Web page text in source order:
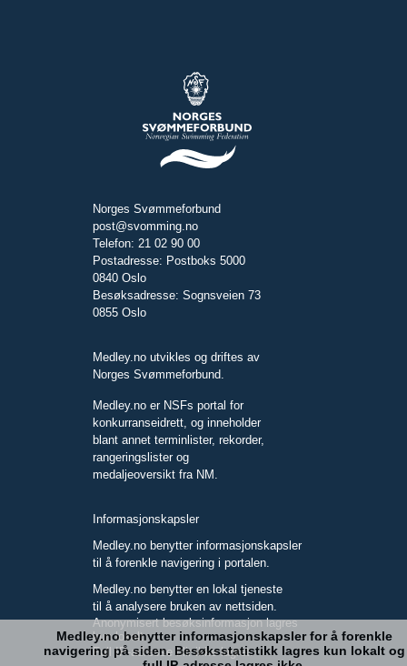
Norges Svømmeforbund
post@svomming.no
Telefon: 21 02 90 00
Postadresse: Postboks 5000
0840 Oslo
Besøksadresse: Sognsveien 73
0855 Oslo
Medley.no utvikles og driftes av
Norges Svømmeforbund.
Medley.no er NSFs portal for
konkurranseidrett, og inneholder
blant annet terminlister, rekorder,
rangeringslister og
medaljeoversikt fra NM.
Informasjonskapsler
Medley.no benytter informasjonskapsler
til å forenkle navigering i portalen.
Medley.no benytter en lokal tjeneste
til å analysere bruken av nettsiden.
Anonymisert besøksinformasjon lagres
kun lokalt.
Full IP-adresse blir ikke lagret.
Medley.no benytter informasjonskapsler for å forenkle
navigering på siden. Besøksstatistikk lagres kun lokalt og